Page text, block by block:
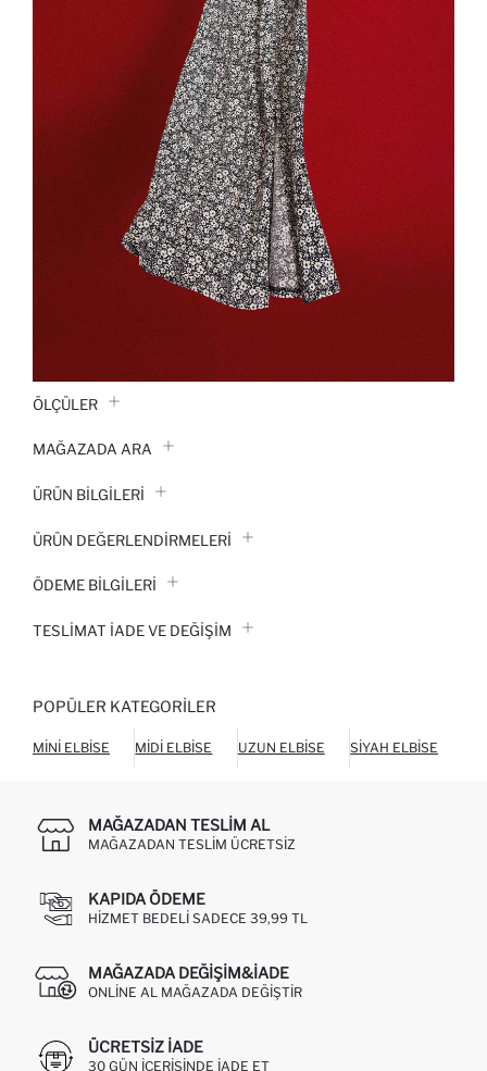
ÖLÇÜLER
MAĞAZADA ARA
ÜRÜN BILGILERI
ÜRÜN DEĞERLENDİRMELERİ
ÖDEME BİLGİLERİ
TESLIMAT İADE VE DEĞIŞIM
POPÜLER KATEGORILER
MINI ELBISE MIDI ELBISE UZUN ELBISE SIYAH ELBISE
MAĞAZADAN TESLIM AL
MAĞAZADAN TESLIM ÜCRETSIZ
KAPIDA ÖDEME
HIZMET BEDELI SADECE 39,99 TL
MAĞAZADA DEĞIŞIM&İADE
ONLINE AL MAĞAZADA DEĞIŞTIR
ÜCRETSIZ IADE
30 GÜN IÇERISINDE IADE ET